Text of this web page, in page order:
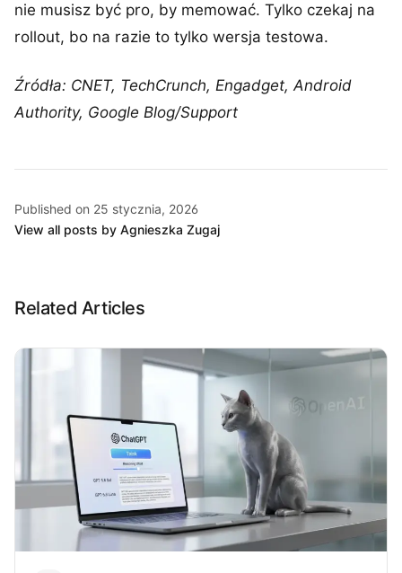
nie musisz być pro, by memować. Tylko czekaj na
rollout, bo na razie to tylko wersja testowa.
Źródła: CNET, TechCrunch, Engadget, Android
Authority, Google Blog/Support
Published on 25 stycznia, 2026
View all posts by Agnieszka Zugaj
Related Articles